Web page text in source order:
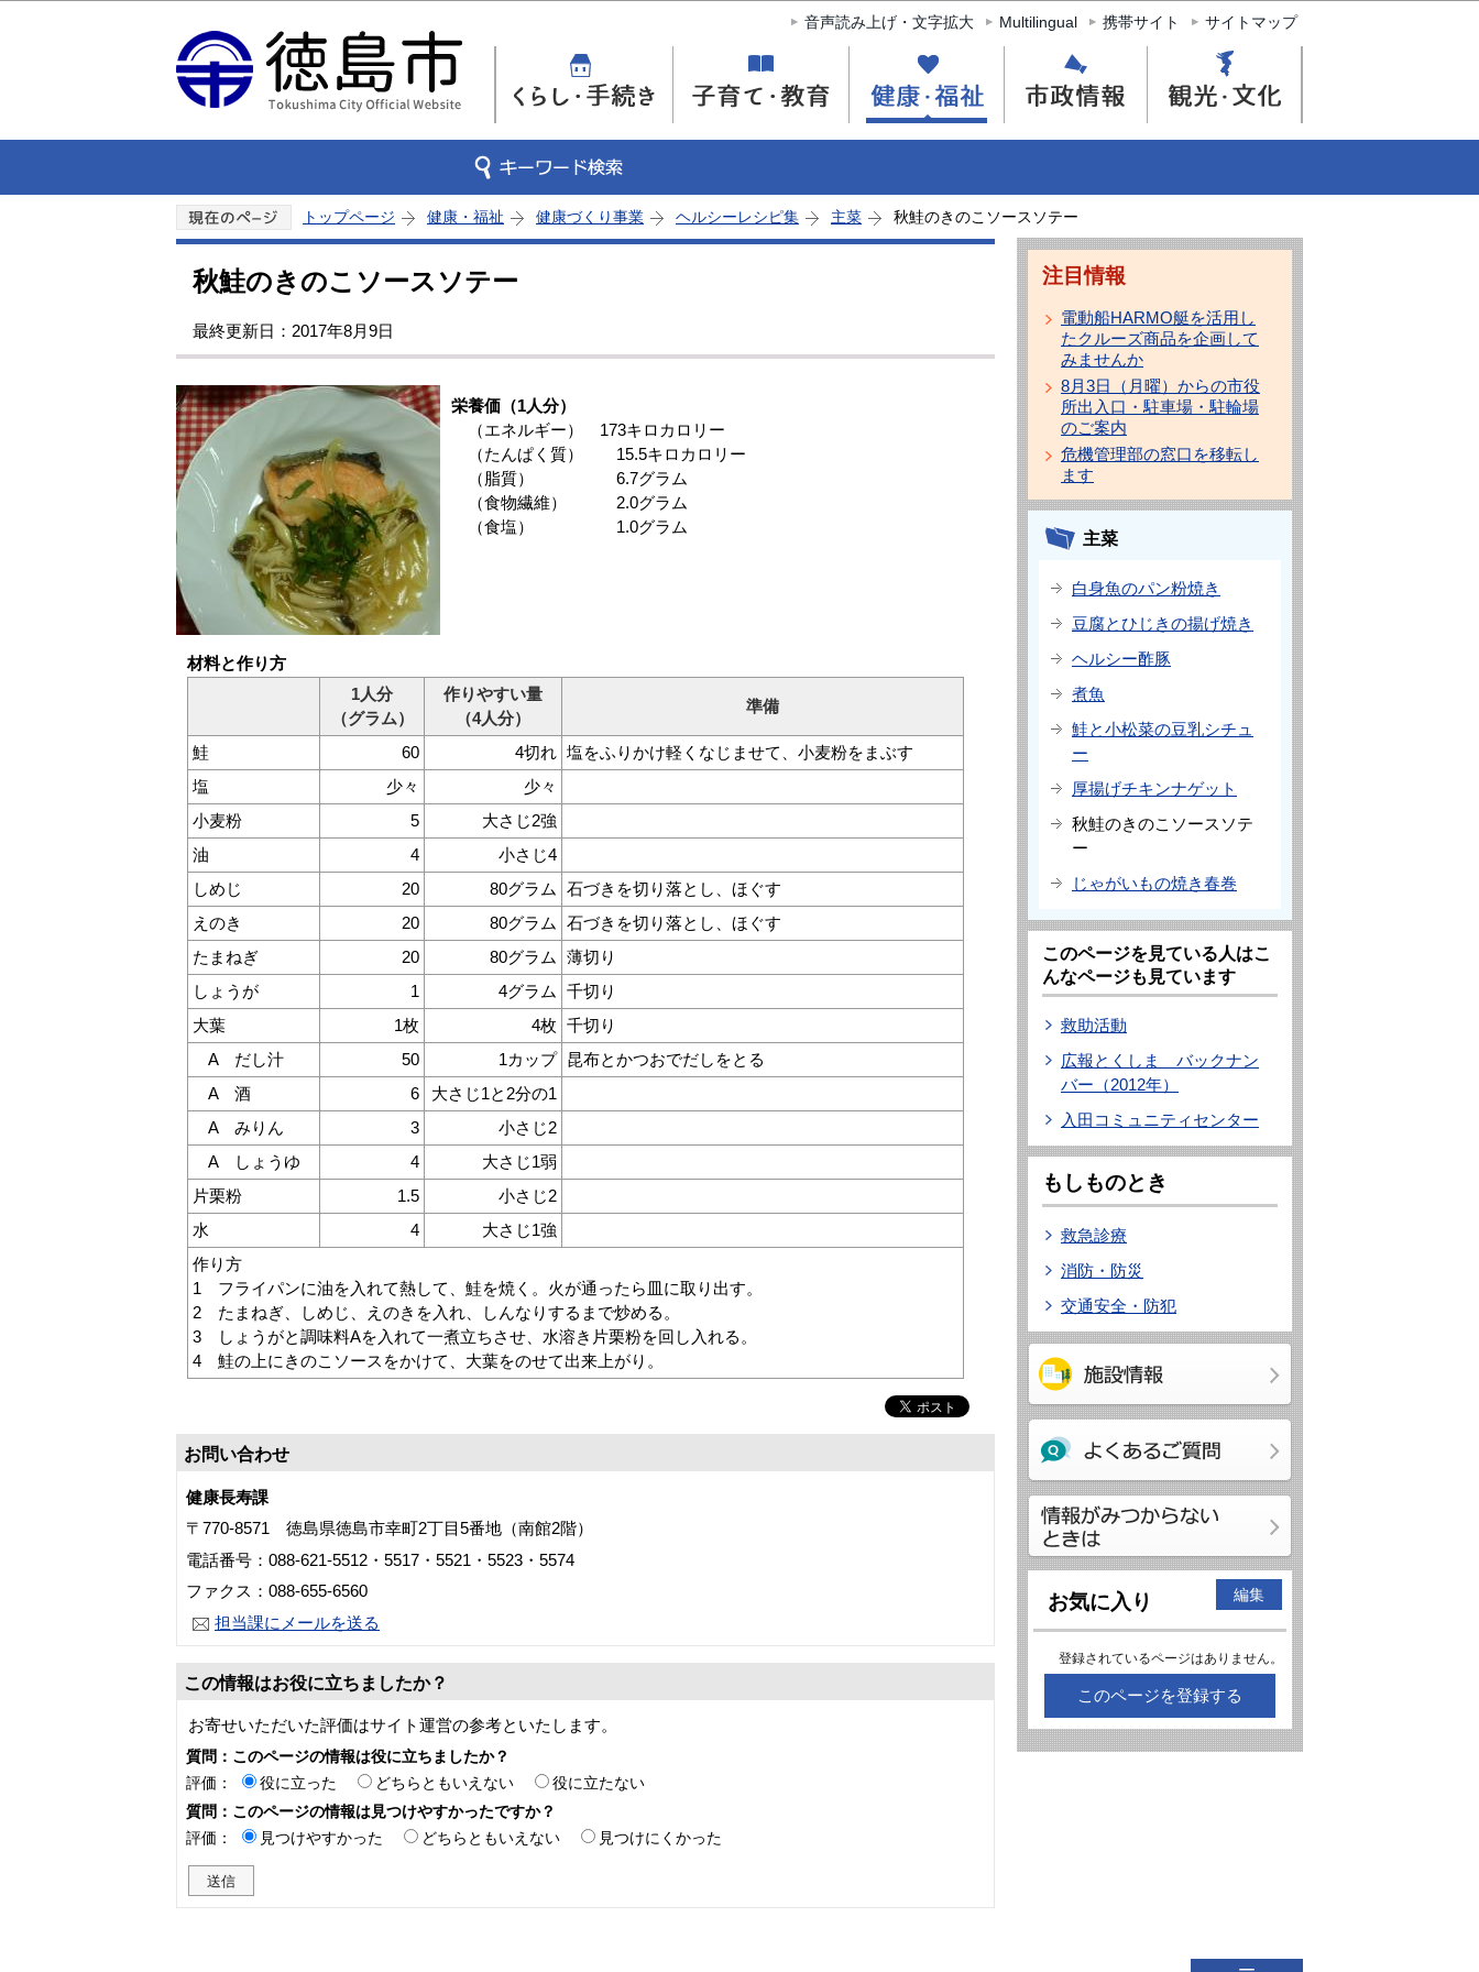
このページの本文へ移動
音声読み上げ・文字拡大 Multilingual 携帯サイト サイトマップ
トップページ 健康・福祉 健康づくり事業 ヘルシーレシピ集 主菜 秋鮭のきのこソースソテー
秋鮭のきのこソースソテー
最終更新日：2017年8月9日
栄養価（1人分）
（エネルギー） 173キロカロリー
（たんぱく質） 15.5キロカロリー
（脂質） 6.7グラム
（食物繊維） 2.0グラム
（食塩） 1.0グラム
材料と作り方
1人分
（グラム）
作りやすい量
（4人分）
準備
鮭 60 4切れ 塩をふりかけ軽くなじませて、小麦粉をまぶす
塩
少々
少々
小麦粉
5
大さじ2強
油
4
小さじ4
しめじ
20 80グラム
石づきを切り落とし、ほぐす
えのき
20 80グラム
石づきを切り落とし、ほぐす
たまねぎ
20 80グラム
薄切り
しょうが
1 4グラム
千切り
大葉
1枚 4枚 千切り
A だし汁
50 1カップ 昆布とかつおでだしをとる
A 酒
6
大さじ1と2分の1
A みりん
3
小さじ2
A しょうゆ
4
大さじ1弱
片栗粉
1.5
小さじ2
水
4
大さじ1強
作り方
1 フライパンに油を入れて熱して、鮭を焼く。火が通ったら皿に取り出す。
2 たまねぎ、しめじ、えのきを入れ、しんなりするまで炒める。
3 しょうがと調味料Aを入れて一煮立ちさせ、水溶き片栗粉を回し入れる。
4 鮭の上にきのこソースをかけて、大葉をのせて出来上がり。
お問い合わせ
健康長寿課
〒770-8571 徳島県徳島市幸町2丁目5番地（南館2階）
電話番号：088-621-5512・5517・5521・5523・5574
ファクス：088-655-6560
担当課にメールを送る
この情報はお役に立ちましたか？
お寄せいただいた評価はサイト運営の参考といたします。
質問：このページの情報は役に立ちましたか？
評価：
役に立った どちらともいえない
役に立たない
質問：このページの情報は見つけやすかったですか？
評価：
見つけやすかった どちらともいえない 見つけにくかった
注目情報
電動船HARMO艇を活用し
たクルーズ商品を企画して
みませんか
8月3日（月曜）からの市役
所出入口・駐車場・駐輪場
のご案内
危機管理部の窓口を移転し
ます
主菜
白身魚のパン粉焼き
豆腐とひじきの揚げ焼き
ヘルシー酢豚
煮魚
鮭と小松菜の豆乳シチュ
ー
厚揚げチキンナゲット
秋鮭のきのこソースソテ
ー
じゃがいもの焼き春巻
このページを見ている人はこ
んなページも見ています
救助活動
広報とくしま バックナン
バー（2012年）
入田コミュニティセンター
もしものとき
救急診療
消防・防災
交通安全・防犯
お気に入り 編集
登録されているページはありません。
このページを登録する